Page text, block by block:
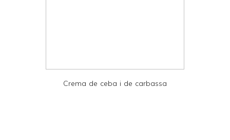
Crema de ceba i de carbassa